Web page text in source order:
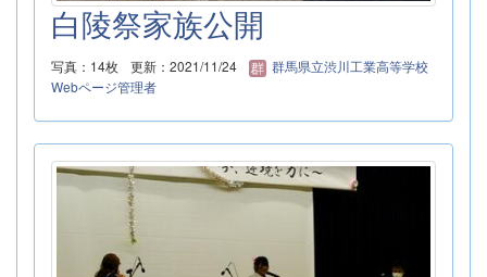
白陵祭家族公開
写真：14枚 更新：2021/11/24
群馬県立渋川工業高等学校
Webページ管理者